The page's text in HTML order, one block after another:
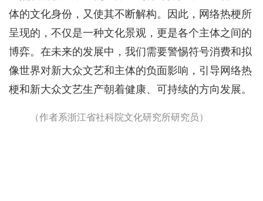
体的文化身份，又使其不断解构。因此，网络热梗所
呈现的，不仅是一种文化景观，更是各个主体之间的
博弈。在未来的发展中，我们需要警惕符号消费和拟
像世界对新大众文艺和主体的负面影响，引导网络热
梗和新大众文艺生产朝着健康、可持续的方向发展。
（作者系浙江省社科院文化研究所研究员）